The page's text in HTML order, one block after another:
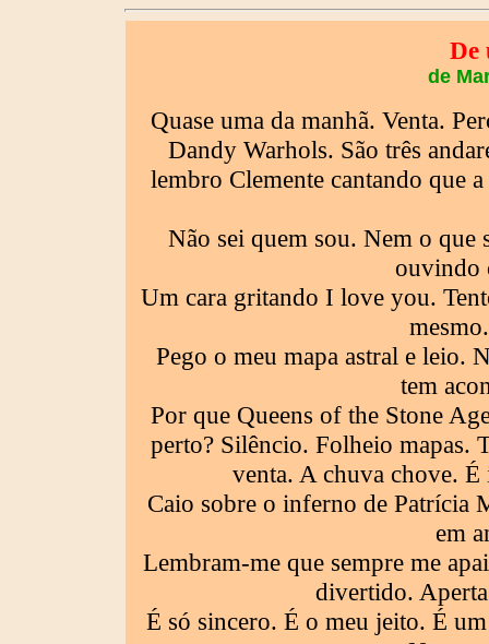
De
de
Quase uma da manhã. Venta.
Dandy Warhols. São três
lembro Clemente cantando que
Não sei quem sou. Nem o que
ouvindo
Um cara gritando I love you.
Pego o meu mapa astral e leio.
tem
Por que Queens of the Stone
perto? Silêncio. Folheio mapas.
venta. A chuva chove.
Caio sobre o inferno de Patrícia
em
Lembram-me que sempre me
divertido.
É só sincero. É o meu jeito. É